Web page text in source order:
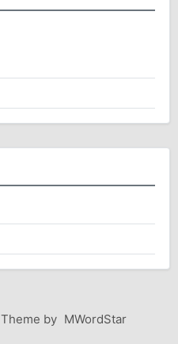
Theme by MWordStar